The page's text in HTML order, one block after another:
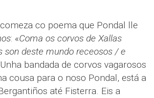
co poema que Pondal lle
: «Coma os corvos de Xallas
son deste mundo receosos / e
bandada de corvos vagarosos
cousa para o noso Pondal, está a
até Fisterra. Eis a